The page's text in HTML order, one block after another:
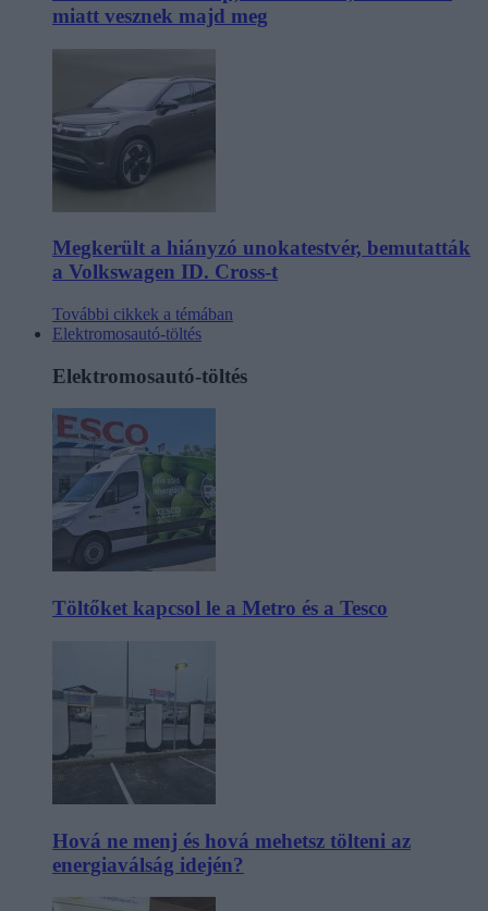
miatt vesznek majd meg
Megkerült a hiányzó unokatestvér, bemutatták
a Volkswagen ID. Cross-t
További cikkek a témában
Elektromosautó-töltés
Elektromosautó-töltés
Töltőket kapcsol le a Metro és a Tesco
Hová ne menj és hová mehetsz tölteni az
energiaválság idején?